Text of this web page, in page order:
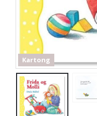
Kartong